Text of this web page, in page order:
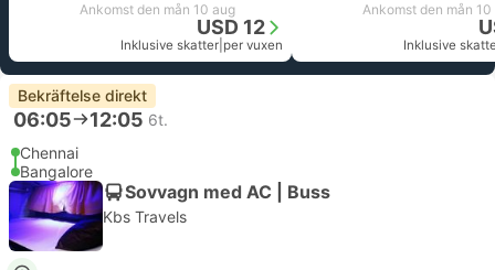
Ankomst den mån 10 aug
USD 12
Inklusive skatter per vuxen
Ankomst den mån 10
Inklusive
Bekräftelse direkt
06:05 12:05 6t.
Chennai
Bangalore
Sovvagn med AC | Buss
Kbs Travels